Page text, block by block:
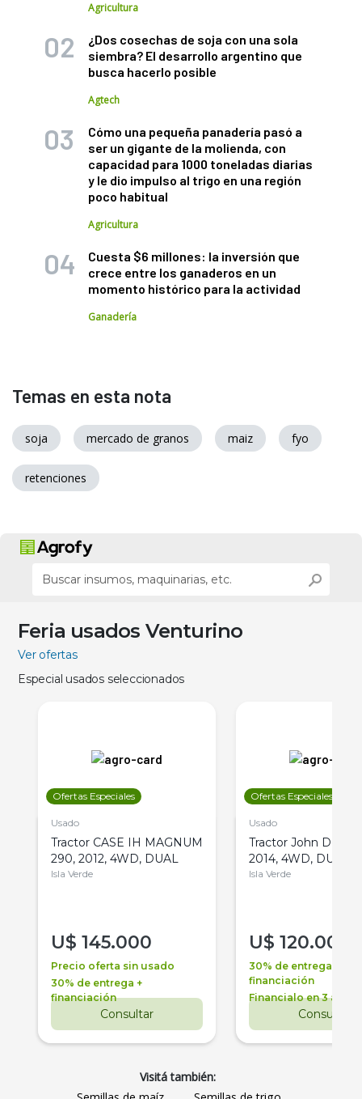
Agricultura
¿Dos cosechas de soja con una sola
siembra? El desarrollo argentino que
busca hacerlo posible
Agtech
Cómo una pequeña panadería pasó a
ser un gigante de la molienda, con
capacidad para 1000 toneladas diarias
y le dio impulso al trigo en una región
poco habitual
Agricultura
Cuesta $6 millones: la inversión que
crece entre los ganaderos en un
momento histórico para la actividad
Ganadería
Temas en esta nota
soja mercado de granos maiz fyo
retenciones
Feria usados Venturino
Ver ofertas
Especial usados seleccionados
Ofertas Especiales
Usado
Tractor CASE IH MAGNUM
290, 2012, 4WD, DUAL
Isla Verde
U$ 145.000
Precio oferta sin usado
30% de entrega +
financiación
Consultar
Ofertas Especiales
Usado
Tractor John Deere
2014, 4WD, DUAL
Isla Verde
U$ 120.000
30% de entrega +
financiación
Financialo en 3 años
Consultar
Visitá también: